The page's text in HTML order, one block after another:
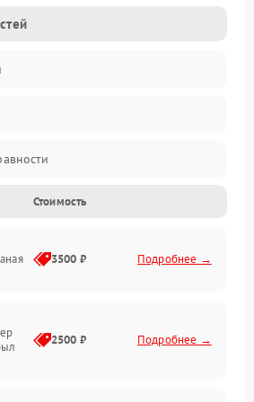
проблемы
Стоимость
3500 ₽ Подробнее →
2500 ₽ Подробнее →